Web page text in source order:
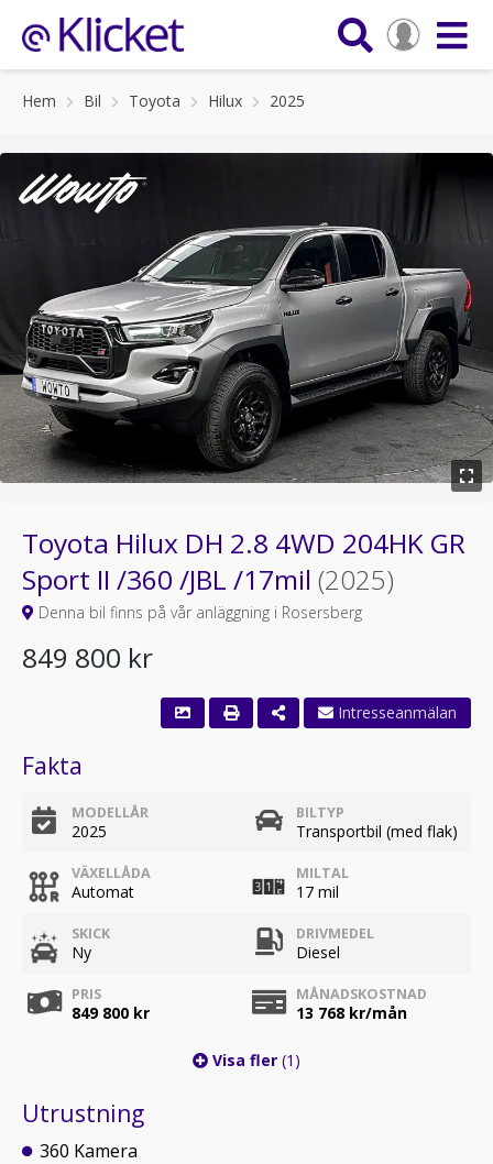
Hem Bil Toyota Hilux 2025
Toyota Hilux DH 2.8 4WD 204HK GR
Sport II /360 /JBL /17mil (2025)
Denna bil finns på vår anläggning i Rosersberg
849 800 kr
Fakta
MODELLÅR
2025
BILTYP
Transportbil (med flak)
VÄXELLÅDA
Automat
MILTAL
17 mil
SKICK
Ny
DRIVMEDEL
Diesel
PRIS
849 800 kr
MÅNADSKOSTNAD
13 768 kr/mån
Visa fler (1)
Utrustning
360 Kamera